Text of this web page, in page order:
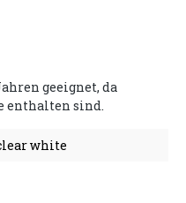
geeignet, da
enthalten sind.
white